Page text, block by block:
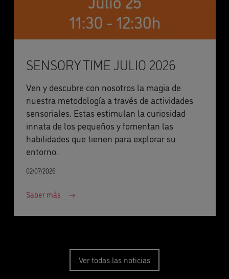
SENSORY TIME JULIO 2026
Ven y descubre con nosotros la magia de
nuestra metodología a través de actividades
sensoriales. Estas estimulan la curiosidad
innata de los pequeños y fomentan las
habilidades que tienen para explorar su
entorno.
02/07/2026
Saber más
Ver todas las noticias